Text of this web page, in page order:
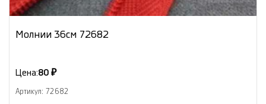
Молнии 36см 72682
Цена:80 ₽
Артикул: 72682